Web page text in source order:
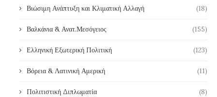
Βιώσιμη Ανάπτυξη και Κλιματική Αλλαγή (18)
Βαλκάνια & Ανατ.Μεσόγειος (155)
Ελληνική Εξωτερική Πολιτική (123)
Βόρεια & Λατινική Αμερική (11)
Πολιτιστική Διπλωματία (8)